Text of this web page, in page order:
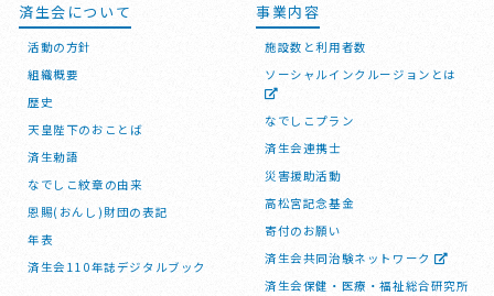
済生会について
活動の方針
組織概要
歴史
天皇陛下のおことば
済生勅語
なでしこ紋章の由来
恩賜(おんし)財団の表記
年表
済生会110年誌デジタルブック
事業内容
施設数と利用者数
ソーシャルインクルージョンとは
なでしこプラン
済生会連携士
災害援助活動
高松宮記念基金
寄付のお願い
済生会共同治験ネットワーク
済生会保健・医療・福祉総合研究所